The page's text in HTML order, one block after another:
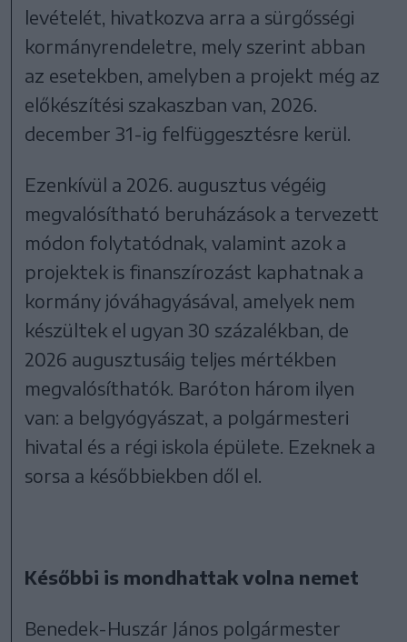
levételét, hivatkozva arra a sürgősségi
kormányrendeletre, mely szerint abban
az esetekben, amelyben a projekt még az
előkészítési szakaszban van, 2026.
december 31-ig felfüggesztésre kerül.
Ezenkívül a 2026. augusztus végéig
megvalósítható beruházások a tervezett
módon folytatódnak, valamint azok a
projektek is finanszírozást kaphatnak a
kormány jóváhagyásával, amelyek nem
készültek el ugyan 30 százalékban, de
2026 augusztusáig teljes mértékben
megvalósíthatók. Baróton három ilyen
van: a belgyógyászat, a polgármesteri
hivatal és a régi iskola épülete. Ezeknek a
sorsa a későbbiekben dől el.
Későbbi is mondhattak volna nemet
Benedek-Huszár János polgármester